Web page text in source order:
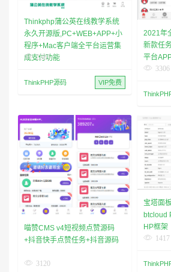
Thinkphp蒲公英在线教学系统
永久开源版,PC+WEB+APP+小
程序+Mac客户端全平台运营集
成支付功能
2383
ThinkPHP源码 VIP免费
2021年
新款任
平台
3306
喵赞CMS v4短视频点赞源码
+抖音快手点赞任务+抖音源码
3120
宝塔面
btcloud
HP框架
1417